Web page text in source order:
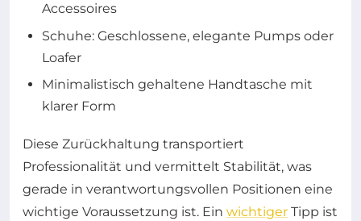
Accessoires
Schuhe: Geschlossene, elegante Pumps oder
Loafer
Minimalistisch gehaltene Handtasche mit
klarer Form
Diese Zurückhaltung transportiert
Professionalität und vermittelt Stabilität, was
gerade in verantwortungsvollen Positionen eine
wichtige Voraussetzung ist. Ein wichtiger Tipp ist